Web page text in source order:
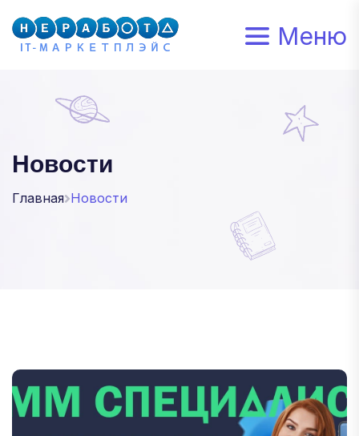
Меню
Новости
Главная Новости